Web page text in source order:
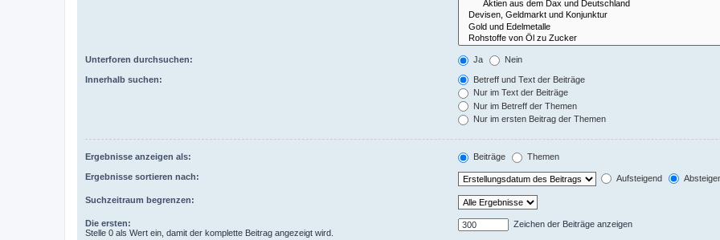
Unterforen durchsuchen: Ja Nein
Innerhalb suchen:
Betreff und Text der Beiträge
Nur im Text der Beiträge
Nur im Betreff der Themen
Nur im ersten Beitrag der Themen
Ergebnisse anzeigen als: Beiträge Themen
Ergebnisse sortieren nach: Aufsteigend
Suchzeitraum begrenzen:
Die ersten:
Stelle 0 als Wert ein, damit der komplette Beitrag angezeigt wird.
Zeichen der Beiträge anzeigen